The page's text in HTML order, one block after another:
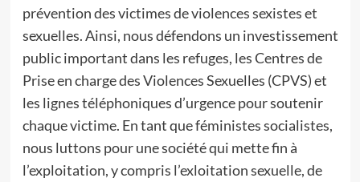
prévention des victimes de violences sexistes et
sexuelles. Ainsi, nous défendons un investissement
public important dans les refuges, les Centres de
Prise en charge des Violences Sexuelles (CPVS) et
les lignes téléphoniques d’urgence pour soutenir
chaque victime. En tant que féministes socialistes,
nous luttons pour une société qui mette fin à
l’exploitation, y compris l’exloitation sexuelle, de